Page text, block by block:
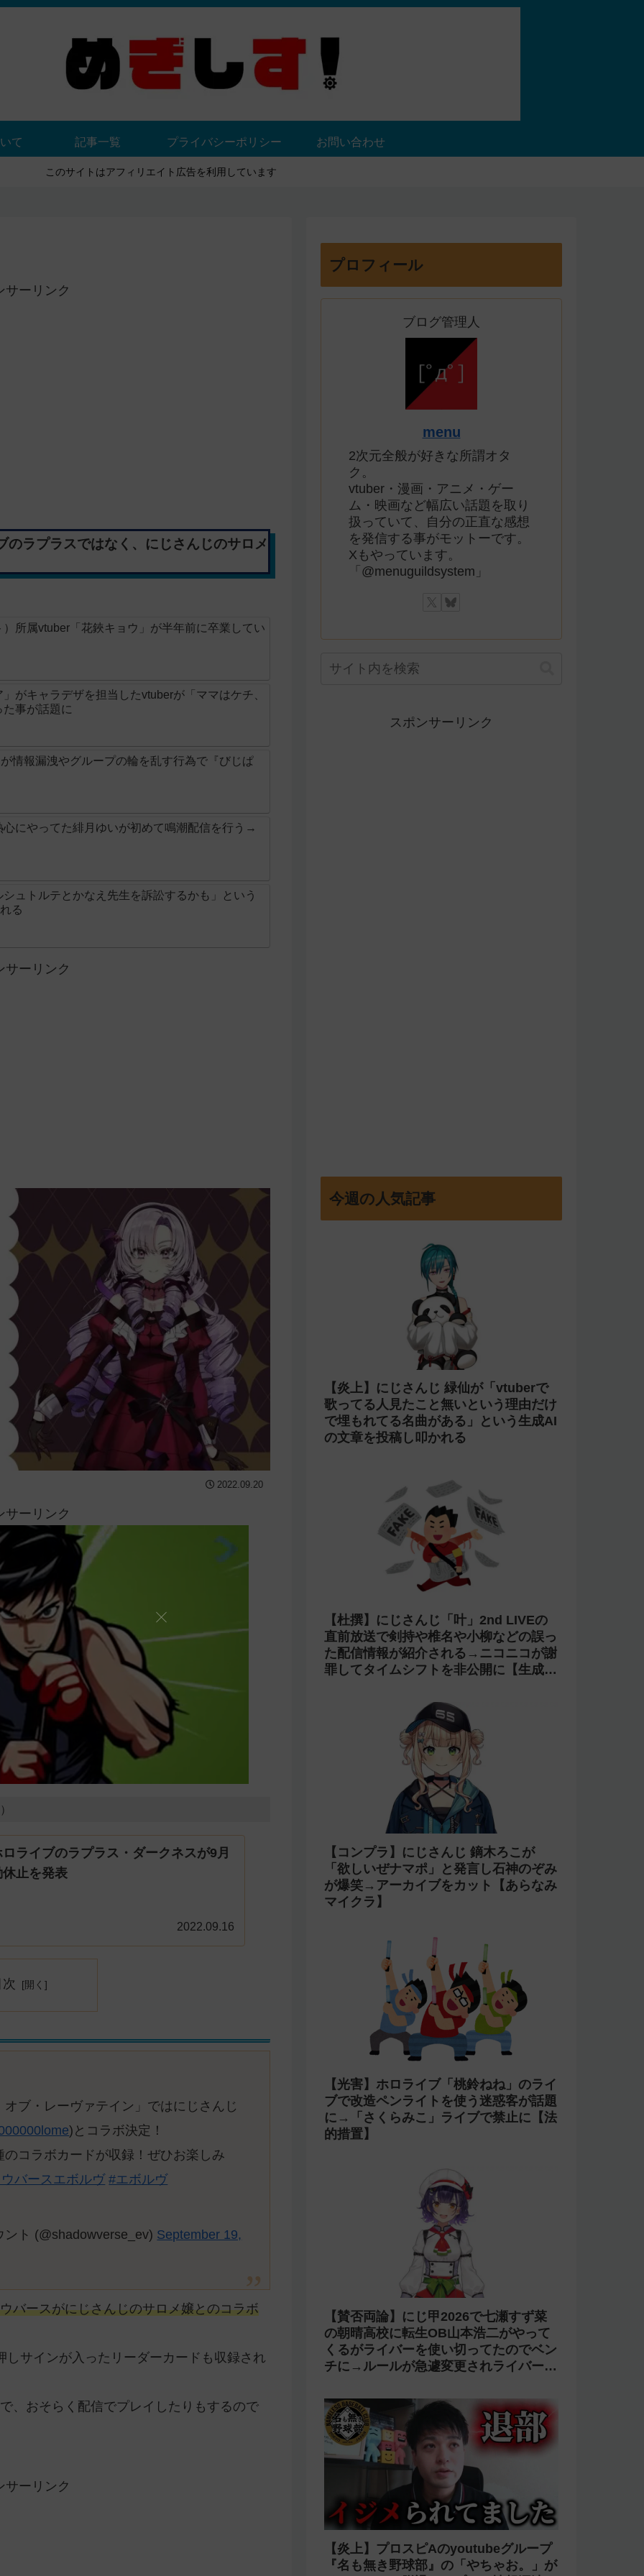
て 記事一覧 プライバシーポリシー お問い合わせ
このサイトはアフィリエイト広告を利用しています
サーリンク
ラプラスではなく、にじさんじのサロメ
所属vtuber「花鋏キョウ」が半年前に卒業してい
がキャラデザを担当したvtuberが「ママはケチ、
事が話題に
情報漏洩やグループの輪を乱す行為で『びじぱ
にやってた緋月ゆいが初めて鳴潮配信を行う→
ュトルテとかなえ先生を訴訟するかも」という
る
サーリンク
2022.09.20
サーリンク
ライブのラプラス・ダークネスが9月
止を発表
2022.09.16
ブ・レーヴァテイン」ではにじさんじ
)とコラボ決定！
コラボカードが収録！ぜひお楽しみ
バースエボルヴ #エボルヴ
ト (@shadowverse_ev) September 19,
バースがにじさんじのサロメ嬢とのコラボ
サインが入ったリーダーカードも収録され
、おそらく配信でプレイしたりもするので
サーリンク
プロフィール
ブログ管理人
menu
2次元全般が好きな所謂オタ
ク。
vtuber・漫画・アニメ・ゲー
ム・映画など幅広い話題を取り
扱っていて、自分の正直な感想
を発信する事がモットーです。
Xもやっています。
「@menuguildsystem」
スポンサーリンク
今週の人気記事
【炎上】にじさんじ 緑仙が「vtuberで
歌ってる人見たこと無いという理由だけ
で埋もれてる名曲がある」という生成AI
の文章を投稿し叩かれる
【杜撰】にじさんじ「叶」2nd LIVEの
直前放送で剣持や椎名や小柳などの誤っ
た配信情報が紹介される→ニコニコが謝
罪してタイムシフトを非公開に【生成
【コンプラ】にじさんじ 鏑木ろこが
「欲しいぜナマポ」と発言し石神のぞみ
が爆笑→アーカイブをカット【あらなみ
マイクラ】
【光害】ホロライブ「桃鈴ねね」のライ
ブで改造ペンライトを使う迷惑客が話題
に→「さくらみこ」ライブで禁止に【法
的措置】
【賛否両論】にじ甲2026で七瀬すず菜
の朝晴高校に転生OB山本浩二がやって
くるがライバーを使い切ってたのでベン
チに→ルールが急遽変更されライバーの
【炎上】プロスピAのyoutubeグループ
『名も無き野球部』の「やちゃお。」が